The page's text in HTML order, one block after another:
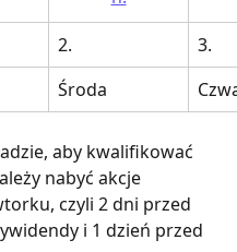
2.
3.
Środa
aby kwalifikować
nabyć akcje
czyli 2 dni przed
i 1 dzień przed